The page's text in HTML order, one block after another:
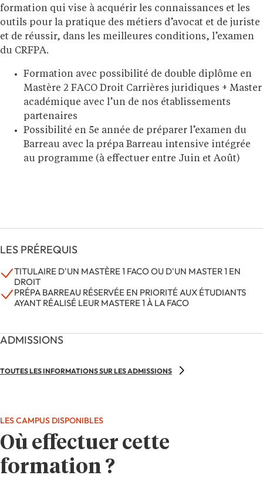
formation qui vise à acquérir les connaissances et les
outils pour la pratique des métiers d’avocat et de juriste
et de réussir, dans les meilleures conditions, l’examen
du CRFPA.
Formation avec possibilité de double diplôme en
Mastère 2 FACO Droit Carrières juridiques + Master
académique avec l’un de nos établissements
partenaires
Possibilité en 5e année de préparer l’examen du
Barreau avec la prépa Barreau intensive intégrée
au programme (à effectuer entre Juin et Août)
LES PRÉREQUIS
TITULAIRE D'UN MASTÈRE 1 FACO OU D'UN MASTER 1 EN
DROIT
PRÉPA BARREAU RÉSERVÉE EN PRIORITÉ AUX ÉTUDIANTS
AYANT RÉALISÉ LEUR MASTERE 1 À LA FACO
ADMISSIONS
TOUTES LES INFORMATIONS SUR LES ADMISSIONS
Où effectuer cette
formation ?
LES CAMPUS DISPONIBLES